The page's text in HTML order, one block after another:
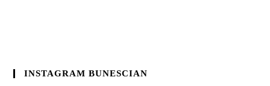
INSTAGRAM BUNESCIAN